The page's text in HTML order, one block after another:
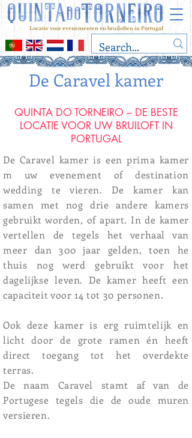
Locatie voor evenementen en bruiloften in Portugal
De Caravel kamer
QUINTA DO TORNEIRO – DE BESTE
LOCATIE VOOR UW BRUILOFT IN
PORTUGAL
De Caravel kamer is een prima kamer
m uw evenement of destination
wedding te vieren. De kamer kan
samen met nog drie andere kamers
gebruikt worden, of apart. In de kamer
vertellen de tegels het verhaal van
meer dan 300 jaar gelden, toen he
thuis nog werd gebruikt voor het
dagelijkse leven. De kamer heeft een
capaciteit voor 14 tot 30 personen.
Ook deze kamer is erg ruimtelijk en
licht door de grote ramen én heeft
direct toegang tot het overdekte
terras.
De naam Caravel stamt af van de
Portugese tegels die de oude muren
versieren.